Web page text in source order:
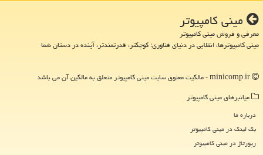
مینی كامپیوتر
معرفی و فروش مینی کامپیوتر
مینی کامپیوترها، انقلابی در دنیای فناوری؛ کوچکتر، قدرتمندتر، آینده در دستان شما
میانبرهای مینی كامپیوتر
درباره ما
بک لینک در مینی كامپیوتر
رپورتاژ در مینی كامپیوتر